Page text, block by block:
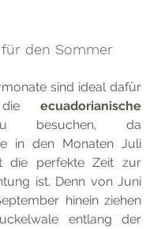
für den Sommer
sind ideal dafür
die ecuadorianische
da
in den Monaten Juli
die perfekte Zeit zur
ist. Denn von Juni
hinein ziehen
entlang der